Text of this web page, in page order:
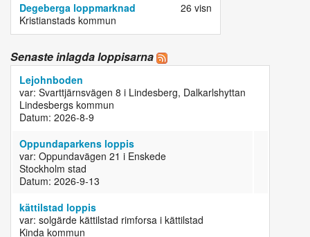
Degeberga loppmarknad
Kristianstads kommun
26 visn
Senaste inlagda loppisarna
Lejohnboden
var: Svarttjärnsvägen 8 i Lindesberg, Dalkarlshyttan
Lindesbergs kommun
Datum: 2026-8-9
Oppundaparkens loppis
var: Oppundavägen 21 i Enskede
Stockholm stad
Datum: 2026-9-13
kättilstad loppis
var: solgärde kättilstad rimforsa i kättilstad
Kinda kommun